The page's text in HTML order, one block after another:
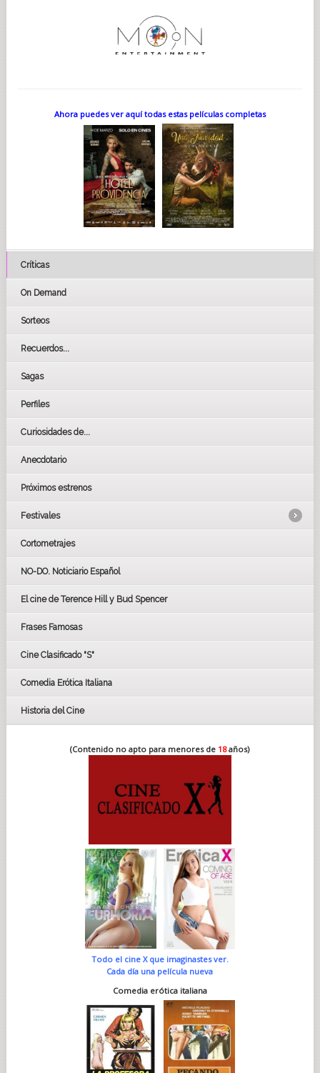
Ahora puedes ver aquí todas estas películas completas
Críticas
On Demand
Sorteos
Recuerdos...
Sagas
Perfiles
Curiosidades de...
Anecdotario
Próximos estrenos
Festivales
LOS OSCARS
GOYAS
BAFTA
Cortometrajes
NO-DO. Noticiario Español
El cine de Terence Hill y Bud Spencer
Frases Famosas
Cine Clasificado "S"
Comedia Erótica Italiana
Historia del Cine
(Contenido no apto para menores de 18años)
Todo el cine X que imaginastes ver.
Cada día una película nueva
Comedia erótica italiana